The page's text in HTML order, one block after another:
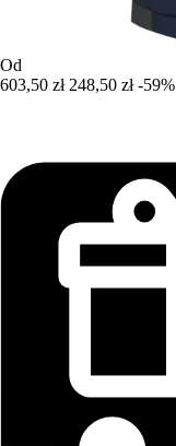
Od
603,50 zł 248,50 zł -59%